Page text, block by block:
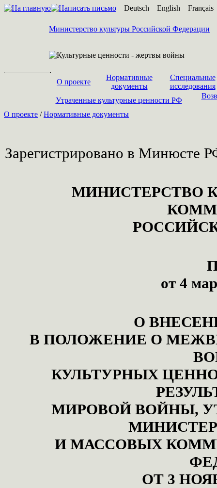
Deutsch English Français
Министерство культуры Российской Федерации
О проекте
Нормативные
документы
Специальные
исследования
Утраченные культурные ценности РФ
О проекте /Нормативные документы
Зарегистрировано в Минюсте
МИНИСТЕРСТВО
от 4
О
В ПОЛОЖЕНИЕ О
КУЛЬТУРНЫХ
МИРОВОЙ ВОЙНЫ,
И МАССОВЫХ
ОТ 3